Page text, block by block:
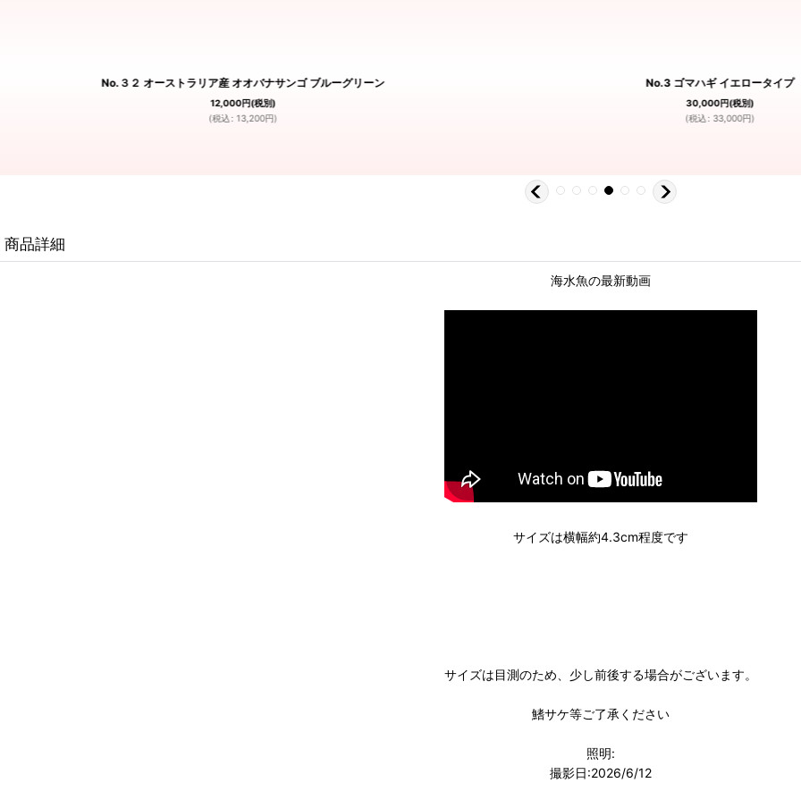
No.３２ オーストラリア産 オオバナサンゴ ブルーグリーン
12,000円(税別)
(税込: 13,200円)
No.3 ゴマハギ イエロータイプ
30,000円(税別)
(税込: 33,000円)
商品詳細
海水魚の最新動画
サイズは横幅約4.3cm程度です
サイズは目測のため、少し前後する場合がございます。
鰭サケ等ご了承ください
照明:
撮影日:2026/6/12